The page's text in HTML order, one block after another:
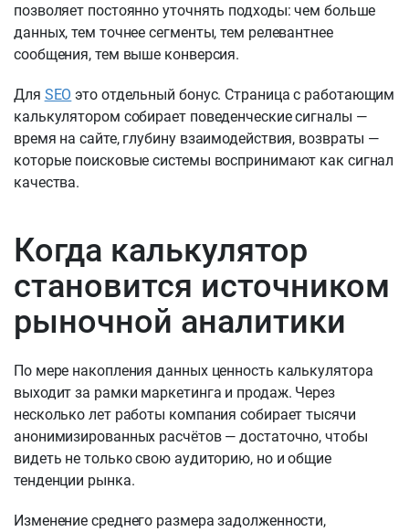
позволяет постоянно уточнять подходы: чем больше
данных, тем точнее сегменты, тем релевантнее
сообщения, тем выше конверсия.
Для SEO это отдельный бонус. Страница с работающим
калькулятором собирает поведенческие сигналы —
время на сайте, глубину взаимодействия, возвраты —
которые поисковые системы воспринимают как сигнал
качества.
Когда калькулятор
становится источником
рыночной аналитики
По мере накопления данных ценность калькулятора
выходит за рамки маркетинга и продаж. Через
несколько лет работы компания собирает тысячи
анонимизированных расчётов — достаточно, чтобы
видеть не только свою аудиторию, но и общие
тенденции рынка.
Изменение среднего размера задолженности,